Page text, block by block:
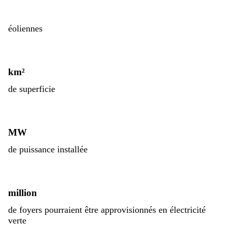
éoliennes
km²
de superficie
MW
de puissance installée
million
de foyers pourraient être approvisionnés en électricité
verte